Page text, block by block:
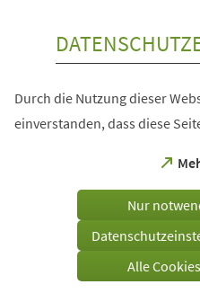
Durch die Nutzung dieser
einverstanden, dass diese
einem
Tab)
Nur
Alle